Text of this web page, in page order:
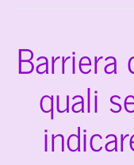
Barriera
quali